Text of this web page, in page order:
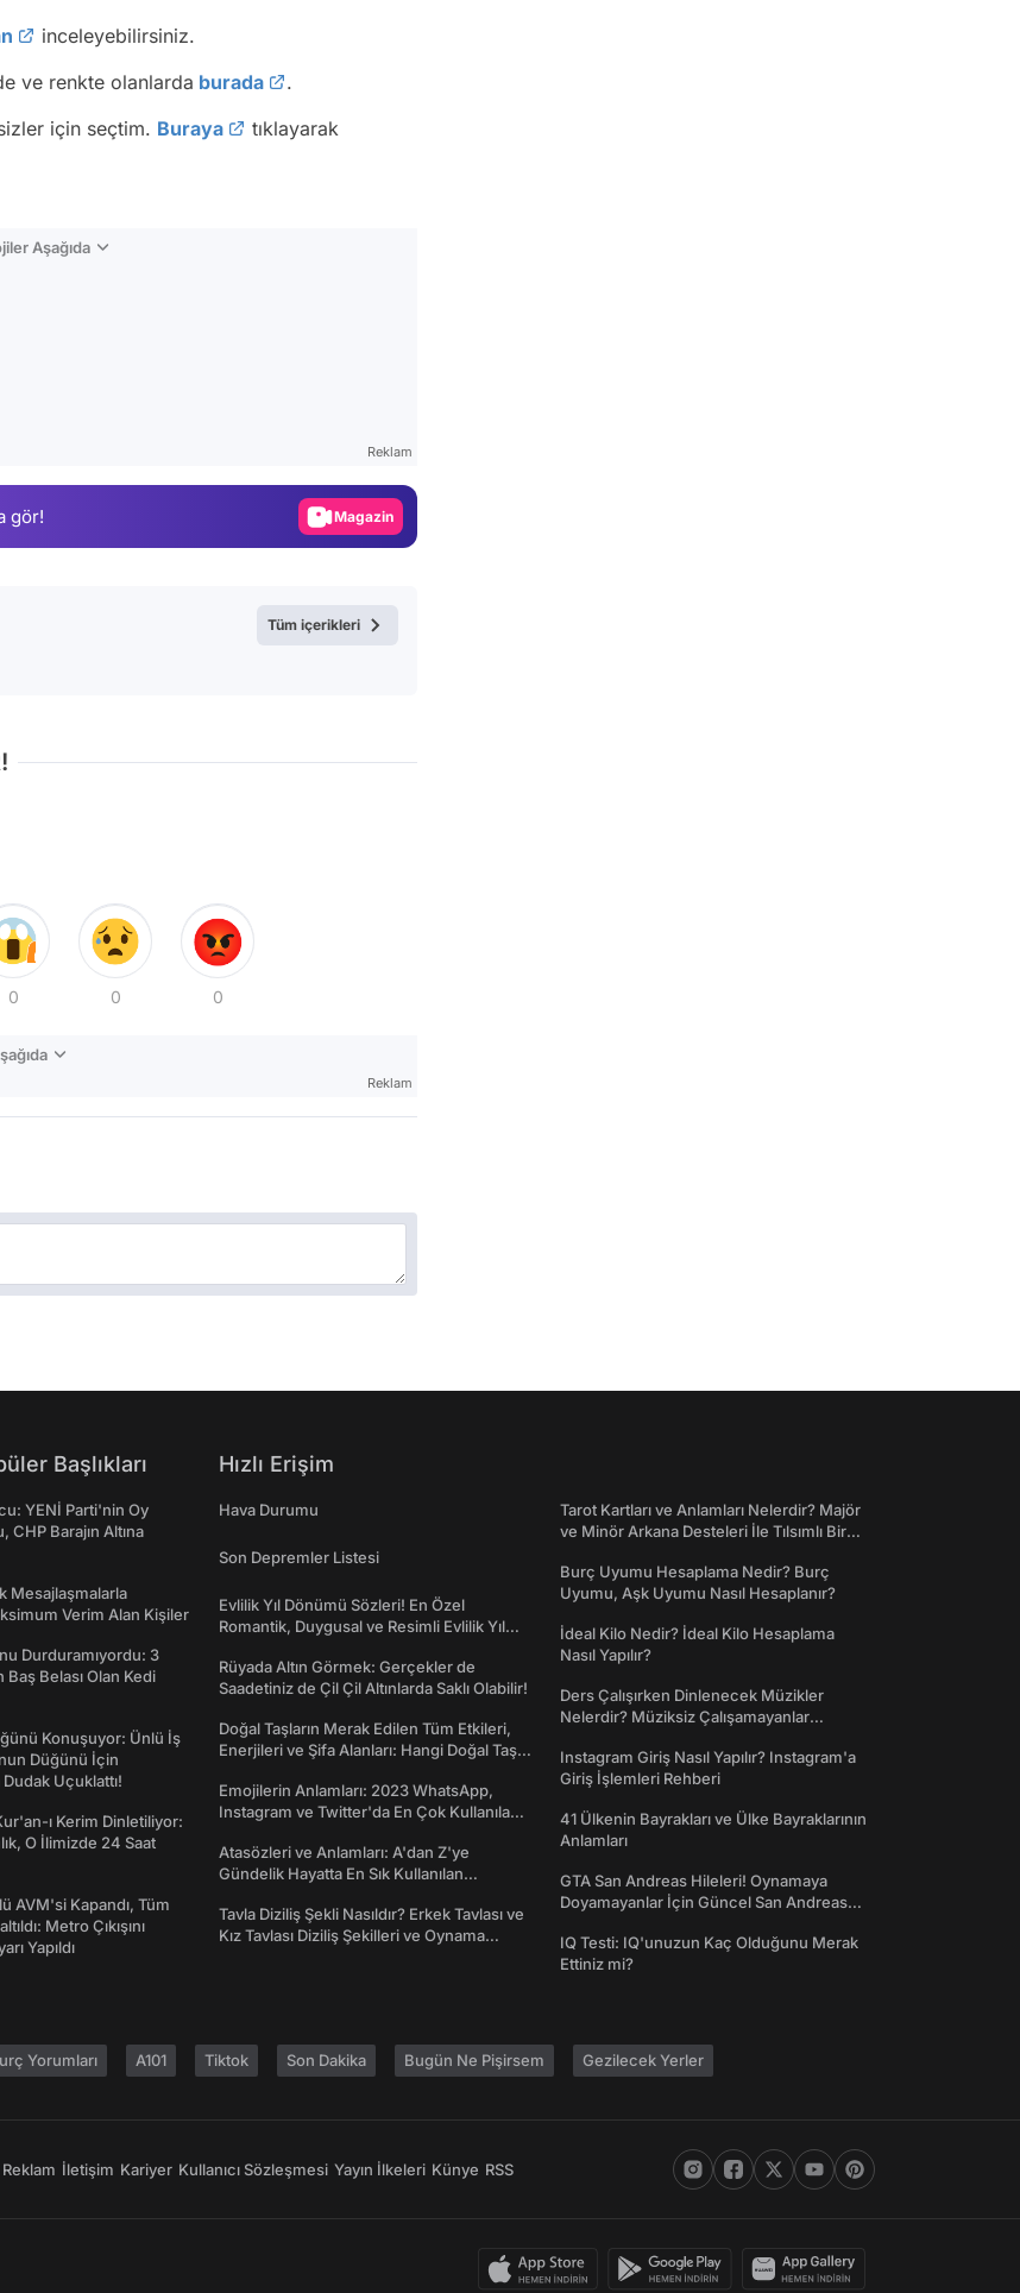
inceleyebilirsiniz.
ve renkte olanlarda burada
.
için seçtim. Buraya
tıklayarak
Aşağıda
Reklam
gör! Magazin
Tüm içerikleri
0 0 0
Reklam
Başlıkları
YENİ Parti'nin Oy
CHP Barajın Altına
Mesajlaşmalarla
Verim Alan Kişiler
Durduramıyordu: 3
Baş Belası Olan Kedi
Konuşuyor: Ünlü İş
Düğünü İçin
Uçuklattı!
ı Kerim Dinletiliyor:
O İlimizde 24 Saat
AVM'si Kapandı, Tüm
Metro Çıkışını
Yapıldı
Hızlı Erişim
Hava Durumu
Son Depremler Listesi
Evlilik Yıl Dönümü Sözleri! En Özel
Romantik, Duygusal ve Resimli Evlilik Yıl
Rüyada Altın Görmek: Gerçekler de
Saadetiniz de Çil Çil Altınlarda Saklı Olabilir!
Doğal Taşların Merak Edilen Tüm Etkileri,
Enerjileri ve Şifa Alanları: Hangi Doğal Taş
Emojilerin Anlamları: 2023 WhatsApp,
Instagram ve Twitter'da En Çok Kullanılan
Atasözleri ve Anlamları: A'dan Z'ye
Gündelik Hayatta En Sık Kullanılan
Tavla Diziliş Şekli Nasıldır? Erkek Tavlası ve
Kız Tavlası Diziliş Şekilleri ve Oynama
Tarot Kartları ve Anlamları Nelerdir? Majör
ve Minör Arkana Desteleri İle Tılsımlı Bir
Burç Uyumu Hesaplama Nedir? Burç
Uyumu, Aşk Uyumu Nasıl Hesaplanır?
İdeal Kilo Nedir? İdeal Kilo Hesaplama
Nasıl Yapılır?
Ders Çalışırken Dinlenecek Müzikler
Nelerdir? Müziksiz Çalışamayanlar
Instagram Giriş Nasıl Yapılır? Instagram'a
Giriş İşlemleri Rehberi
41 Ülkenin Bayrakları ve Ülke Bayraklarının
Anlamları
GTA San Andreas Hileleri! Oynamaya
Doyamayanlar İçin Güncel San Andreas
IQ Testi: IQ'unuzun Kaç Olduğunu Merak
Ettiniz mi?
Yorumları A101 Tiktok Son Dakika Bugün Ne Pişirsem Gezilecek Yerler
Reklam İletişim Kariyer Kullanıcı Sözleşmesi Yayın İlkeleri Künye RSS